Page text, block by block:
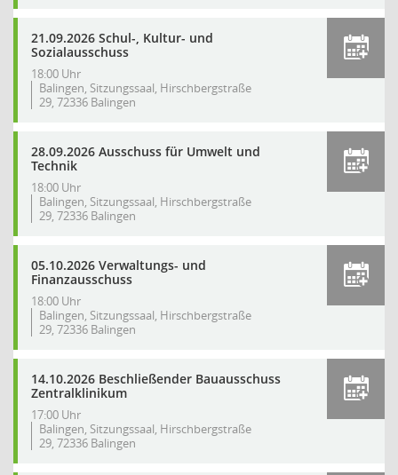
21.09.2026 Schul-, Kultur- und
Sozialausschuss
18:00 Uhr
Balingen, Sitzungssaal, Hirschbergstraße
29, 72336 Balingen
28.09.2026 Ausschuss für Umwelt und
Technik
18:00 Uhr
Balingen, Sitzungssaal, Hirschbergstraße
29, 72336 Balingen
05.10.2026 Verwaltungs- und
Finanzausschuss
18:00 Uhr
Balingen, Sitzungssaal, Hirschbergstraße
29, 72336 Balingen
14.10.2026 Beschließender Bauausschuss
Zentralklinikum
17:00 Uhr
Balingen, Sitzungssaal, Hirschbergstraße
29, 72336 Balingen